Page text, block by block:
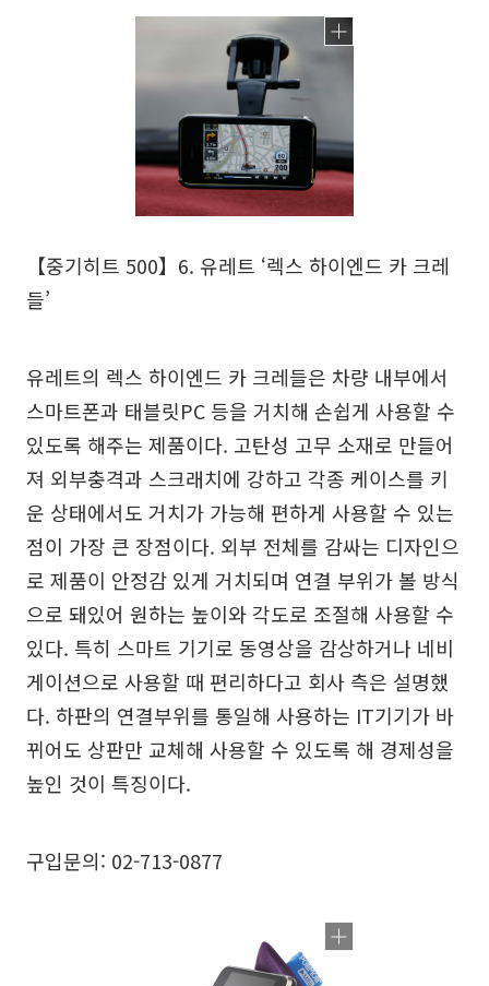
【중기히트 500】6. 유레트 ‘렉스 하이엔드 카 크레
들’
유레트의 렉스 하이엔드 카 크레들은 차량 내부에서
스마트폰과 태블릿PC 등을 거치해 손쉽게 사용할 수
있도록 해주는 제품이다. 고탄성 고무 소재로 만들어
져 외부충격과 스크래치에 강하고 각종 케이스를 키
운 상태에서도 거치가 가능해 편하게 사용할 수 있는
점이 가장 큰 장점이다. 외부 전체를 감싸는 디자인으
로 제품이 안정감 있게 거치되며 연결 부위가 볼 방식
으로 돼있어 원하는 높이와 각도로 조절해 사용할 수
있다. 특히 스마트 기기로 동영상을 감상하거나 네비
게이션으로 사용할 때 편리하다고 회사 측은 설명했
다. 하판의 연결부위를 통일해 사용하는 IT기기가 바
뀌어도 상판만 교체해 사용할 수 있도록 해 경제성을
높인 것이 특징이다.
구입문의: 02-713-0877